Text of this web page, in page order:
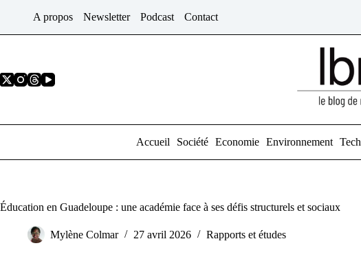
A propos Newsletter Podcast Contact
Accueil Société Economie Environnement Tech
Éducation en Guadeloupe : une académie face à ses défis structurels et sociaux
Mylène Colmar 27 avril 2026 Rapports et études